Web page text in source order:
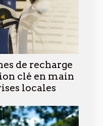
de recharge
clé en main
locales